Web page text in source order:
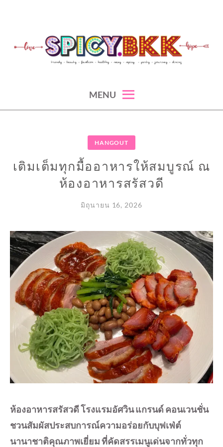
content
MENU
HANGOUT
เติมเต็มทุกมื้ออาหารให้สมบูรณ์ ณ
ห้องอาหารสรัสวดี
มิถุนายน 16, 2026
ห้องอาหารสรัสวดี โรงแรมอัศวิน แกรนด์ คอนเวนชั่น
ชวนสัมผัสประสบการณ์ความอร่อยกับบุฟเฟ่ต์
นานาชาติคุณภาพเยี่ยม ที่คัดสรรเมนูเด่นจากทั่วทุก